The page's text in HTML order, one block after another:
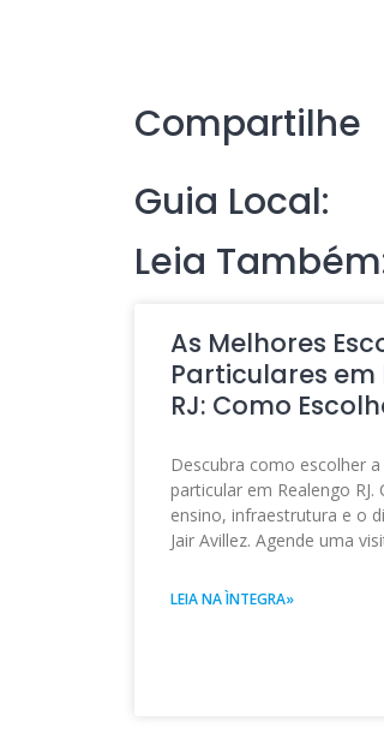
Compartilhe
Guia Local:
Leia
As Melhores
Particulares em
RJ: Como
Descubra como escolher
particular em Realengo
ensino, infraestrutura e o
Jair Avillez. Agende uma
LEIA NA ÌNTEGRA»